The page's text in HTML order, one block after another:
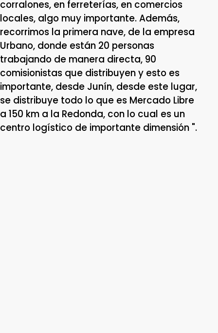
corralones, en ferreterías, en comercios
locales, algo muy importante. Además,
recorrimos la primera nave, de la empresa
Urbano, donde están 20 personas
trabajando de manera directa, 90
comisionistas que distribuyen y esto es
importante, desde Junín, desde este lugar,
se distribuye todo lo que es Mercado Libre
a 150 km a la Redonda, con lo cual es un
centro logístico de importante dimensión ".